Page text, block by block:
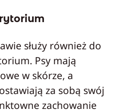
służy również do
Psy mają
w skórze, a
za sobą swój
zachowanie